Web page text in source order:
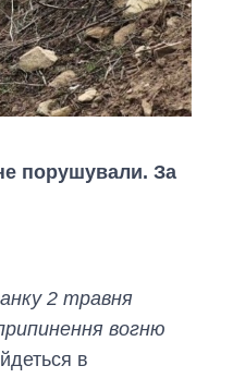
порушували. За
2 травня
вогню
в